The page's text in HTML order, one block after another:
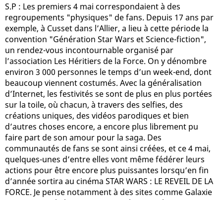
S.P : Les premiers 4 mai correspondaient à des
regroupements "physiques" de fans. Depuis 17 ans par
exemple, à Cusset dans l’Allier, a lieu à cette période la
convention "Génération Star Wars et Science-fiction",
un rendez-vous incontournable organisé par
l’association Les Héritiers de la Force. On y dénombre
environ 3 000 personnes le temps d’un week-end, dont
beaucoup viennent costumés. Avec la généralisation
d’Internet, les festivités se sont de plus en plus portées
sur la toile, où chacun, à travers des selfies, des
créations uniques, des vidéos parodiques et bien
d’autres choses encore, a encore plus librement pu
faire part de son amour pour la saga. Des
communautés de fans se sont ainsi créées, et ce 4 mai,
quelques-unes d’entre elles vont même fédérer leurs
actions pour être encore plus puissantes lorsqu’en fin
d’année sortira au cinéma STAR WARS : LE REVEIL DE LA
FORCE. Je pense notamment à des sites comme Galaxie